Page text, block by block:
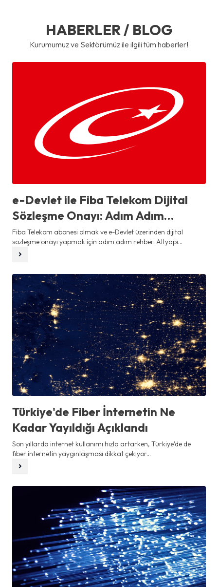
HABERLER / BLOG
Kurumumuz ve Sektörümüz ile ilgili tüm haberler!
e-Devlet ile Fiba Telekom Dijital
Sözleşme Onayı: Adım Adım
Rehber
Fiba Telekom abonesi olmak ve e-Devlet üzerinden dijital
sözleşme onayı yapmak için adım adım rehber. Altyapı...
Türkiye'de Fiber İnternetin Ne
Kadar Yayıldığı Açıklandı
Son yıllarda internet kullanımı hızla artarken, Türkiye'de de
fiber internetin yaygınlaşması dikkat çekiyor...